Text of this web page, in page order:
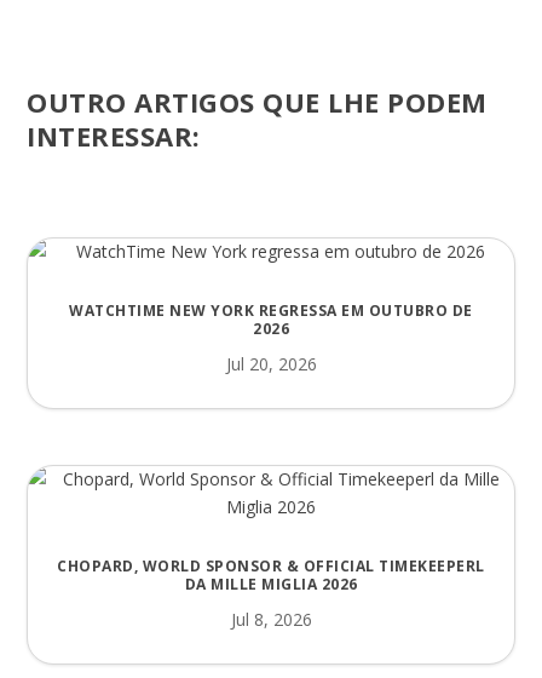
OUTRO ARTIGOS QUE LHE PODEM
INTERESSAR:
WATCHTIME NEW YORK REGRESSA EM OUTUBRO DE
2026
Jul 20, 2026
CHOPARD, WORLD SPONSOR & OFFICIAL TIMEKEEPERL
DA MILLE MIGLIA 2026
Jul 8, 2026